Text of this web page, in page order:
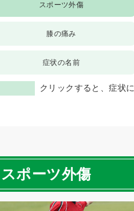
スポーツ外傷
膝の痛み
症状の名前
クリックすると、症状
スポーツ外傷